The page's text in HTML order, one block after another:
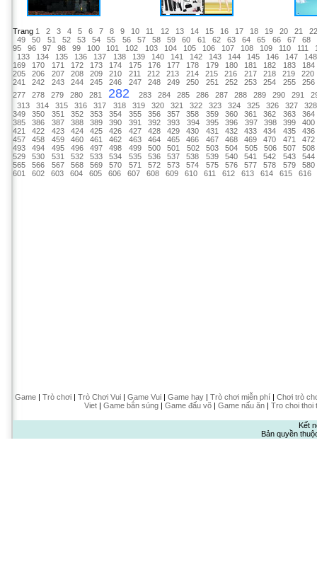
Trang 1 2 3 4 5 6 7 8 9 10 11 12 13 14 15 16 17 18 19 20 21
22
49
50 51 52 53 54 55 56 57 58 59 60 61 62 63 64 65 66 67
68
95
96 97 98 99 100 101 102 103 104 105 106 107 108 109 110 111
133
134 135 136 137 138 139 140 141 142 143 144 145 146 147
148
169
170 171 172 173 174 175 176 177 178 179 180 181 182 183
184
205
206 207 208 209 210 211 212 213 214 215 216 217 218 219
220
241
242 243 244 245 246 247 248 249 250 251 252 253 254 255
256
277
278 279 280 281 282 283 284 285 286 287 288 289 290 291
313
314 315 316 317 318 319 320 321 322 323 324 325 326 327
328
349
350 351 352 353 354 355 356 357 358 359 360 361 362 363
364
385
386 387 388 389 390 391 392 393 394 395 396 397 398 399
400
421
422 423 424 425 426 427 428 429 430 431 432 433 434 435
436
457
458 459 460 461 462 463 464 465 466 467 468 469 470 471
472
493
494 495 496 497 498 499 500 501 502 503 504 505 506 507
508
529
530 531 532 533 534 535 536 537 538 539 540 541 542 543
544
565
566 567 568 569 570 571 572 573 574 575 576 577 578 579
580
601
602 603 604 605 606 607 608 609 610 611 612 613 614 615 616
Game| Trò chơi| Trò Chơi Vui| Game Vui| Game hay| Trò chơi miễn phí| Chơi trò
Viet| Game bắn súng| Game đấu võ| Game nấu ăn| Tro choi thoi
Kết
Bản quyền